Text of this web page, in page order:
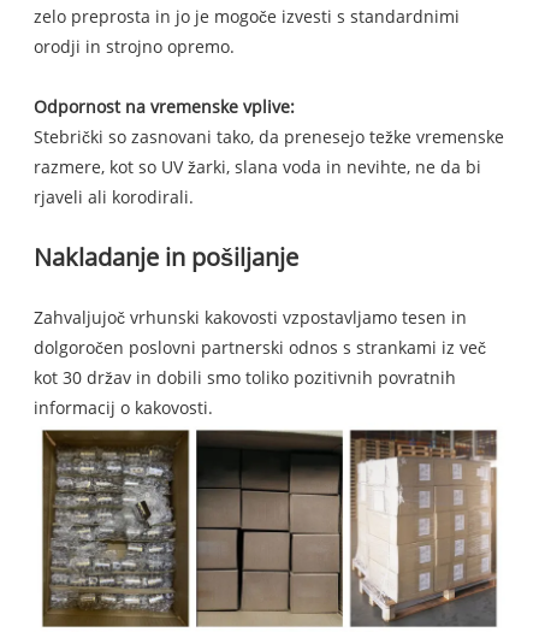
zelo preprosta in jo je mogoče izvesti s standardnimi
orodji in strojno opremo.
Odpornost na vremenske vplive:
Stebrički so zasnovani tako, da prenesejo težke vremenske
razmere, kot so UV žarki, slana voda in nevihte, ne da bi
rjaveli ali korodirali.
Nakladanje in pošiljanje
Zahvaljujoč vrhunski kakovosti vzpostavljamo tesen in
dolgoročen poslovni partnerski odnos s strankami iz več
kot 30 držav in dobili smo toliko pozitivnih povratnih
informacij o kakovosti.